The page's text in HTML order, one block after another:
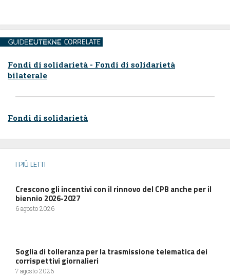
Fondi di solidarietà - Fondi di solidarietà
bilaterale
Fondi di solidarietà
I PIÙ LETTI
Crescono gli incentivi con il rinnovo del CPB anche per il
biennio 2026-2027
6 agosto 2026
Soglia di tolleranza per la trasmissione telematica dei
corrispettivi giornalieri
7 agosto 2026